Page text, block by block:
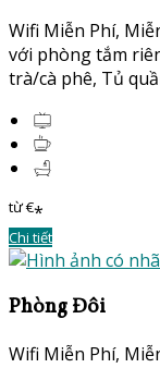
Wifi Miễn Phí,
với phòng tắm
trà/cà phê, Tủ
từ€*
Chi tiết
Phòng Đôi
Wifi Miễn Phí,